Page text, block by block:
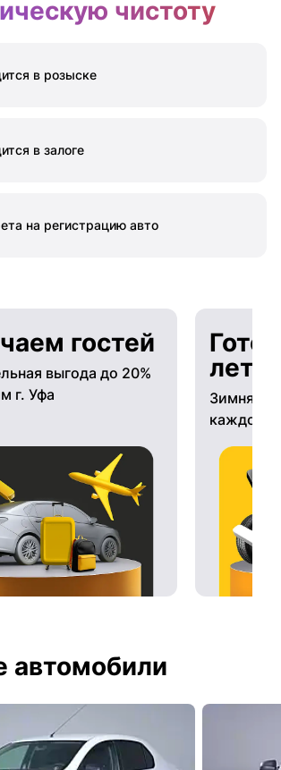
чистоту
в розыске
в залоге
на регистрацию авто
гостей
выгода до 20%
г. Уфа
Зимняя
каждому
автомобили